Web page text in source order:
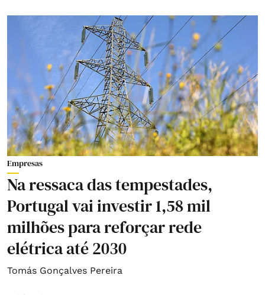
Empresas
Na ressaca das tempestades,
Portugal vai investir 1,58 mil
milhões para reforçar rede
elétrica até 2030
Tomás Gonçalves Pereira